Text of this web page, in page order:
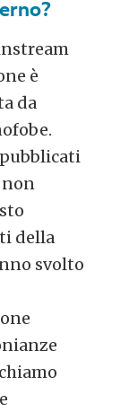
è
da
della
svolto